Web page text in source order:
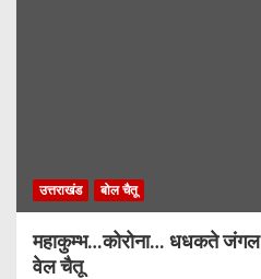
उत्तराखंड बोल चैतू
महाकुम्भ…कोरोना… धधकते
वेल चैतू